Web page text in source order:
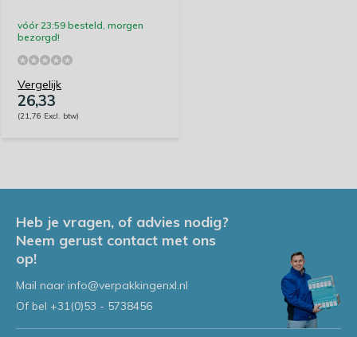
vóór 23:59 besteld, morgen
bezorgd!
Vergelijk
26,33
(21,76 Excl. btw)
Heb je vragen, of advies nodig?
Neem gerust contact met ons
op!
Mail naar info@verpakkingenxl.nl
Of bel +31(0)53 - 5738456